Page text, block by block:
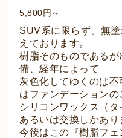
5,800円～
SUV系に限らず、無
えております。
樹脂そのものである
備、経年によって
灰色化してゆくのは
はファンデーションの
シリコンワックス（タ
あるいは交換しかあり
今後はこの『樹脂フ